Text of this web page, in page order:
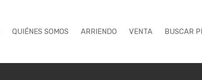
QUIÉNES SOMOS ARRIENDO VENTA BUSCAR